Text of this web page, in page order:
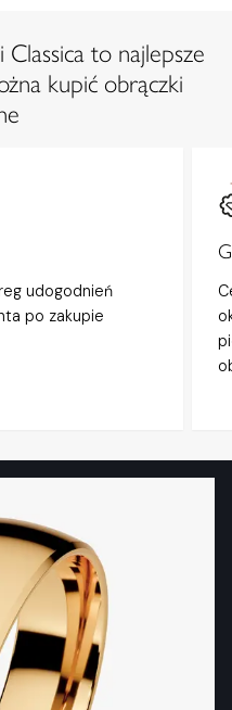
to najlepsze
kupić obrączki
udogodnień
po zakupie